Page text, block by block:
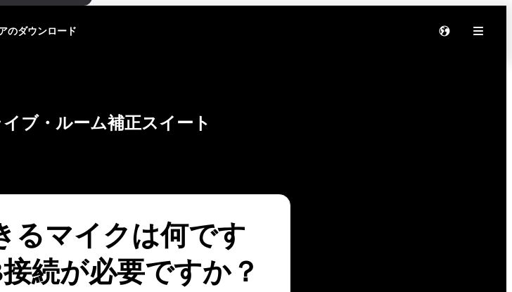
のダウンロード
ブ・ルーム補正スイート
るマイクは何です
続が必要ですか？